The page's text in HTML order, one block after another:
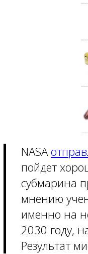
NASA
пойдет
субмарина
мнению
именно на
2030 году,
Результат